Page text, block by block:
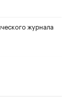
журнала